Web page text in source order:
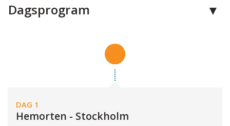
Dagsprogram
DAG 1
Hemorten - Stockholm